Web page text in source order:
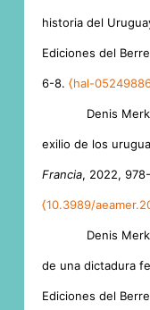
historia del
Ediciones del
6-8. ⟨hal-
Denis
exilio de los
Francia, 2022,
⟨10.3989/
Denis
de una dictadura
Ediciones del